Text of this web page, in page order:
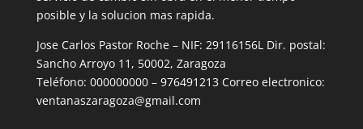
posible y la solucion mas rapida.
Jose Carlos Pastor Roche – NIF: 29116156L Dir. postal:
Sancho Arroyo 11, 50002, Zaragoza
Teléfono: 000000000 – 976491213 Correo electronico:
ventanaszaragoza@gmail.com